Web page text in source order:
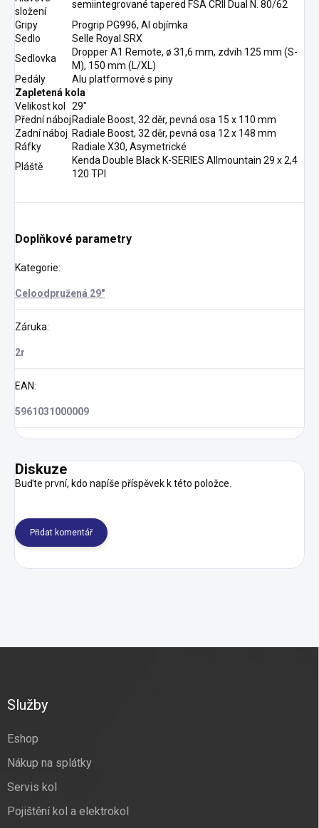
složení
semiintegrované tapered FSA CRII Dual N. 80/62
Gripy
Progrip PG996, Al objímka
Sedlo
Selle Royal SRX
Sedlovka
Dropper A1 Remote, ø 31,6 mm, zdvih 125 mm (S-
M), 150 mm (L/XL)
Pedály
Alu platformové s piny
Zapletená kola
Velikost kol
29"
Přední náboj Radiale Boost, 32 děr, pevná osa 15 x 110 mm
Zadní náboj Radiale Boost, 32 děr, pevná osa 12 x 148 mm
Ráfky
Radiale X30, Asymetrické
Pláště
Kenda Double Black K-SERIES Allmountain 29 x 2,4
120 TPI
Doplňkové parametry
Kategorie:
Celoodpružená 29"
Záruka:
2r
EAN:
5961031000009
Diskuze
Buďte první, kdo napíše příspěvek k této položce.
Přidat komentář
Služby
Eshop
Nákup na splátky
Servis kol
Pojištění kol a elektrokol